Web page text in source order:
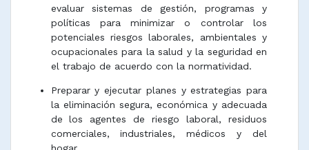
evaluar sistemas de gestión, programas y
políticas para minimizar o controlar los
potenciales riesgos laborales, ambientales y
ocupacionales para la salud y la seguridad en
el trabajo de acuerdo con la normatividad.
Preparar y ejecutar planes y estrategias para
la eliminación segura, económica y adecuada
de los agentes de riesgo laboral, ​​residuos
comerciales, industriales, médicos y del
hogar.